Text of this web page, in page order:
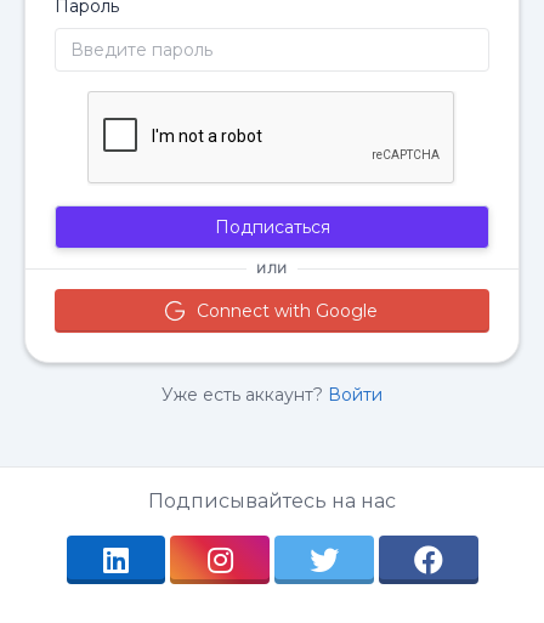
Пароль
Подписаться
ИЛИ
Connect with Google
Уже есть аккаунт? Войти
Подписывайтесь на нас